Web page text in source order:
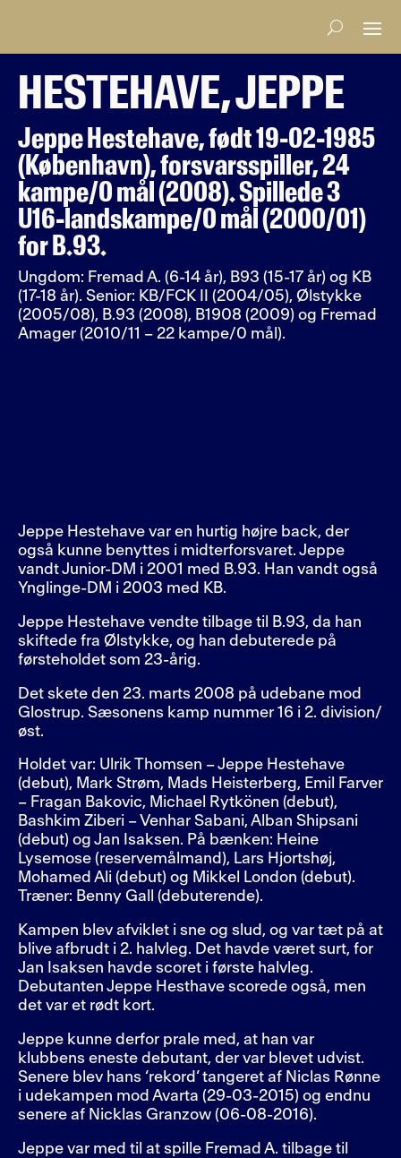
HESTEHAVE, JEPPE
Jeppe Hestehave, født 19-02-1985
(København), forsvarsspiller, 24
kampe/0 mål (2008). Spillede 3
U16-landskampe/0 mål (2000/01)
for B.93.
Ungdom: Fremad A. (6-14 år), B93 (15-17 år) og KB
(17-18 år). Senior: KB/FCK II (2004/05), Ølstykke
(2005/08), B.93 (2008), B1908 (2009) og Fremad
Amager (2010/11 – 22 kampe/0 mål).
Jeppe Hestehave var en hurtig højre back, der
også kunne benyttes i midterforsvaret. Jeppe
vandt Junior-DM i 2001 med B.93. Han vandt også
Ynglinge-DM i 2003 med KB.
Jeppe Hestehave vendte tilbage til B.93, da han
skiftede fra Ølstykke, og han debuterede på
førsteholdet som 23-årig.
Det skete den 23. marts 2008 på udebane mod
Glostrup. Sæsonens kamp nummer 16 i 2. division/
øst.
Holdet var: Ulrik Thomsen – Jeppe Hestehave
(debut), Mark Strøm, Mads Heisterberg, Emil Farver
– Fragan Bakovic, Michael Rytkönen (debut),
Bashkim Ziberi – Venhar Sabani, Alban Shipsani
(debut) og Jan Isaksen. På bænken: Heine
Lysemose (reservemålmand), Lars Hjortshøj,
Mohamed Ali (debut) og Mikkel London (debut).
Træner: Benny Gall (debuterende).
Kampen blev afviklet i sne og slud, og var tæt på at
blive afbrudt i 2. halvleg. Det havde været surt, for
Jan Isaksen havde scoret i første halvleg.
Debutanten Jeppe Hesthave scorede også, men
det var et rødt kort.
Jeppe kunne derfor prale med, at han var
klubbens eneste debutant, der var blevet udvist.
Senere blev hans ‘rekord’ tangeret af Niclas Rønne
i udekampen mod Avarta (29-03-2015) og endnu
senere af Nicklas Granzow (06-08-2016).
Jeppe var med til at spille Fremad A. tilbage til